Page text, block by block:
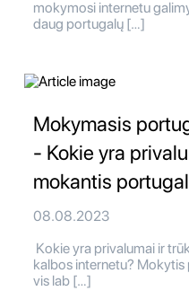
mokymosi internetu
daug portugalų […]
Mokymasis
- Kokie yra
mokantis
08.08.2023
Kokie yra privalumai ir
kalbos internetu?
vis lab […]